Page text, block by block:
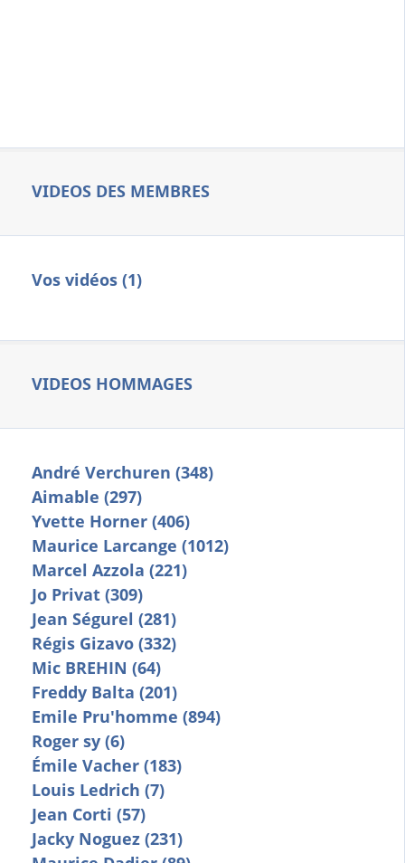
VIDEOS DES MEMBRES
Vos vidéos (1)
VIDEOS HOMMAGES
André Verchuren (348)
Aimable (297)
Yvette Horner (406)
Maurice Larcange (1012)
Marcel Azzola (221)
Jo Privat (309)
Jean Ségurel (281)
Régis Gizavo (332)
Mic BREHIN (64)
Freddy Balta (201)
Emile Pru'homme (894)
Roger sy (6)
Émile Vacher (183)
Louis Ledrich (7)
Jean Corti (57)
Jacky Noguez (231)